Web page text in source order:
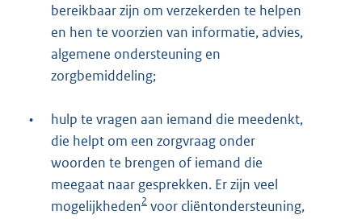
bereikbaar zijn om verzekerden te helpen
en hen te voorzien van informatie, advies,
algemene ondersteuning en
zorgbemiddeling;
•
hulp te vragen aan iemand die meedenkt,
die helpt om een zorgvraag onder
woorden te brengen of iemand die
meegaat naar gesprekken. Er zijn veel
mogelijkheden2 voor cliëntondersteuning,